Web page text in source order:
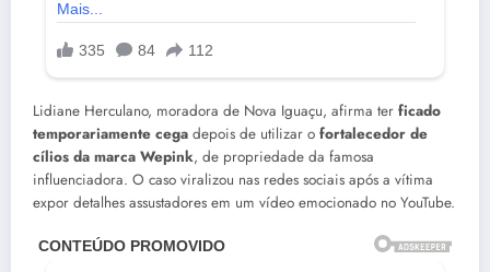
Lidiane Herculano, moradora de Nova Iguaçu, afirma ter ficado
temporariamente cega depois de utilizar o fortalecedor de
cílios da marca Wepink, de propriedade da famosa
influenciadora. O caso viralizou nas redes sociais após a vítima
expor detalhes assustadores em um vídeo emocionado no YouTube.